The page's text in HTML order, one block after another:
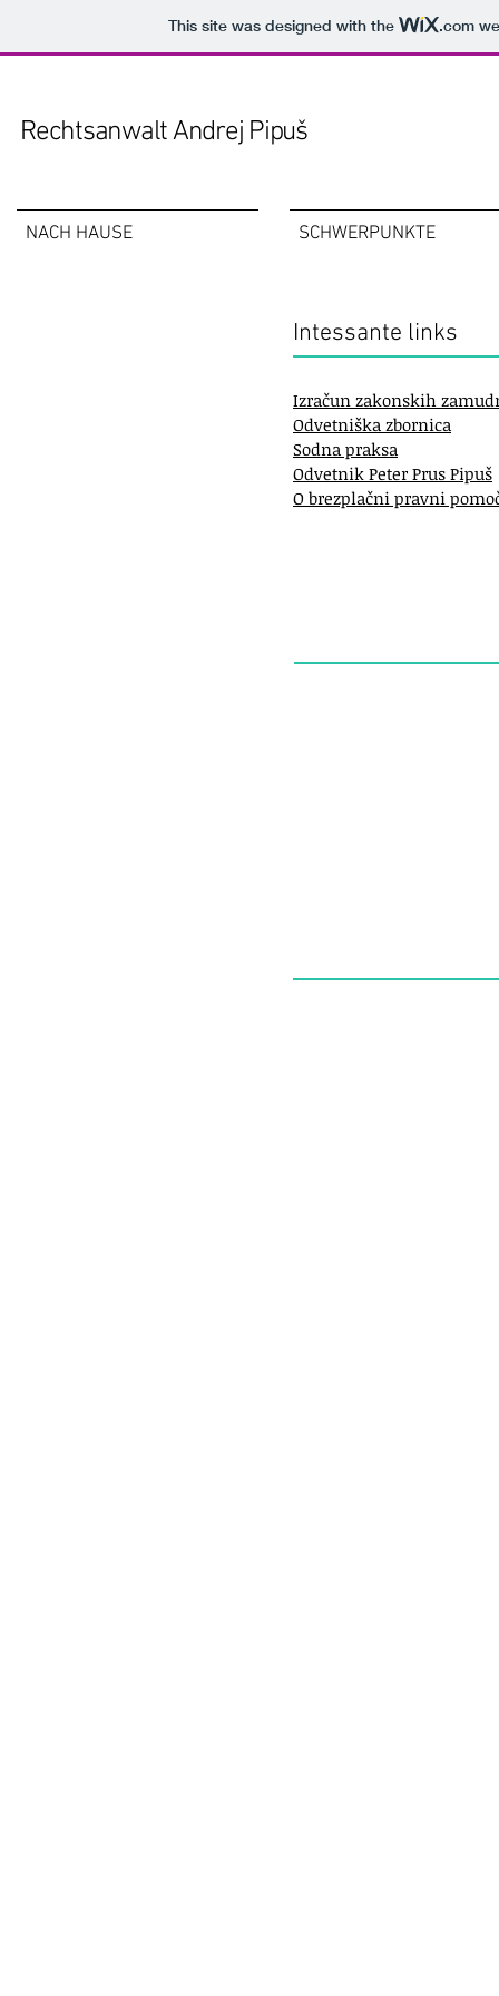
This site was designed with the .com
Rechtsanwalt Andrej Pipuš
NACH HAUSE SCHWERPUNKTE
Intessante links
Izračun zakonskih
Odvetniška zbornica
Sodna praksa
Odvetnik Peter Prus Pipuš
O brezplačni pravni